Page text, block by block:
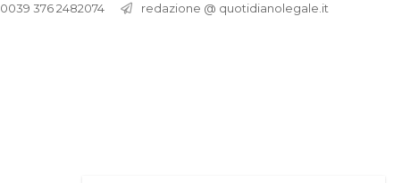
376 2482074 redazione @ quotidianolegale.it